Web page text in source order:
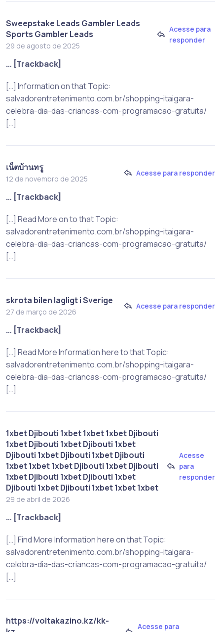
Sweepstake Leads Gambler Leads
Sports Gambler Leads
29 de agosto de 2025
Acesse para
responder
… [Trackback]
[…] Information on that Topic:
salvadorentretenimento.com.br/shopping-itaigara-
celebra-dia-das-criancas-com-programacao-gratuita/
[…]
เน็ตบ้านทรู
12 de novembro de 2025
Acesse para responder
… [Trackback]
[…] Read More on to that Topic:
salvadorentretenimento.com.br/shopping-itaigara-
celebra-dia-das-criancas-com-programacao-gratuita/
[…]
skrota bilen lagligt i Sverige
27 de março de 2026
Acesse para responder
… [Trackback]
[…] Read More Information here to that Topic:
salvadorentretenimento.com.br/shopping-itaigara-
celebra-dia-das-criancas-com-programacao-gratuita/
[…]
1xbet Djibouti 1xbet 1xbet 1xbet Djibouti
1xbet Djibouti 1xbet Djibouti 1xbet
Djibouti 1xbet Djibouti 1xbet Djibouti
1xbet 1xbet 1xbet Djibouti 1xbet Djibouti
1xbet Djibouti 1xbet Djibouti 1xbet
Djibouti 1xbet Djibouti 1xbet 1xbet 1xbet
29 de abril de 2026
Acesse
para
responder
… [Trackback]
[…] Find More Information here on that Topic:
salvadorentretenimento.com.br/shopping-itaigara-
celebra-dia-das-criancas-com-programacao-gratuita/
[…]
https://voltakazino.kz/kk-
Acesse para